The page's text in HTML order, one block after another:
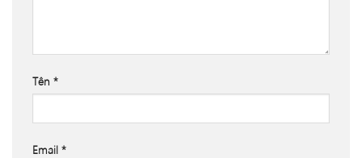
Tên *
Email *